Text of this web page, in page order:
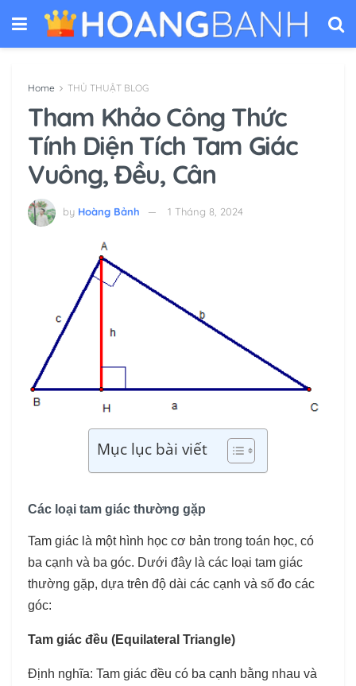
Home THỦ THUẬT BLOG
Tham Khảo Công Thức
Tính Diện Tích Tam Giác
Vuông, Đều, Cân
by Hoàng Bảnh 1 Tháng 8, 2024
Mục lục bài viết
Các loại tam giác thường gặp
Tam giác là một hình học cơ bản trong toán học, có
ba cạnh và ba góc. Dưới đây là các loại tam giác
thường gặp, dựa trên độ dài các cạnh và số đo các
góc:
Tam giác đều (Equilateral Triangle)
Định nghĩa: Tam giác đều có ba cạnh bằng nhau và